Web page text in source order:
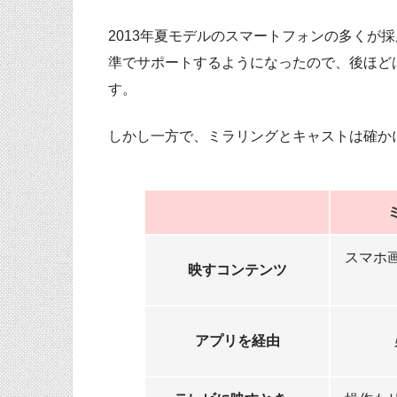
2013年夏モデルのスマートフォンの多くが
準でサポートするようになったので、後ほ
す。
しかし一方で、ミラリングとキャストは確
映すコンテンツ
スマホ
アプリを経由